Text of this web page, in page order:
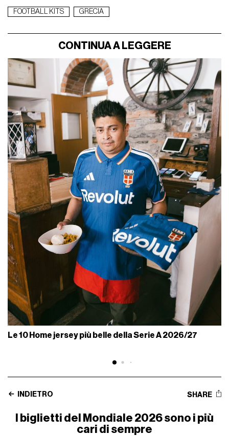
FOOTBALL KITS GRECIA
CONTINUA A LEGGERE
Le 10 Home jersey più belle della Serie A 2026/27
INDIETRO SHARE
I biglietti del Mondiale 2026 sono i più
cari di sempre